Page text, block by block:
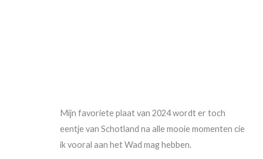
Mijn favoriete plaat van 2024 wordt er toch
eentje van Schotland na alle mooie momenten cie
ik vooral aan het Wad mag hebben.